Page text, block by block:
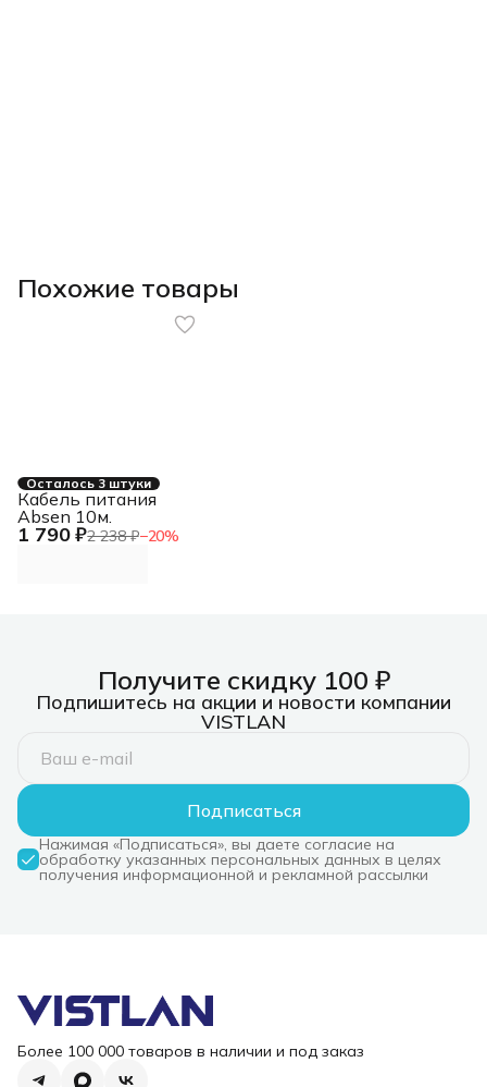
Похожие товары
Осталось 3 штуки
1 790 ₽2 238 ₽−20%
Кабель питания
Absen 10м.
Получите скидку 100 ₽
Подпишитесь на акции и новости компании
VISTLAN
Подписаться
Нажимая «Подписаться», вы даете согласие на
обработку указанных персональных данных в целях
получения информационной и рекламной рассылки
Более 100 000 товаров в наличии и под заказ